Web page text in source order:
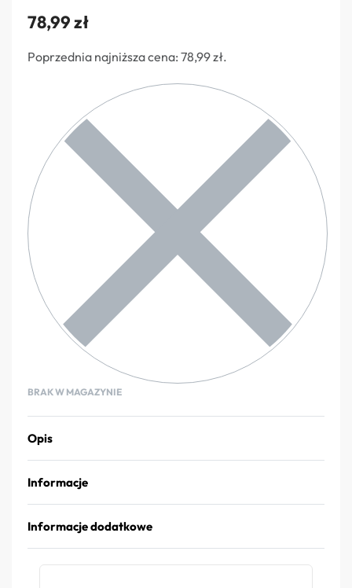
78,99zł
Poprzednia najniższa cena: 78,99zł.
BRAK W MAGAZYNIE
Opis
Informacje
Informacje dodatkowe